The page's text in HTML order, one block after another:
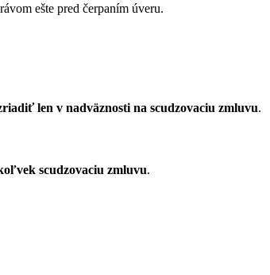
ešte pred čerpaním úveru.
len v nadväznosti na scudzovaciu zmluvu.
scudzovaciu zmluvu.